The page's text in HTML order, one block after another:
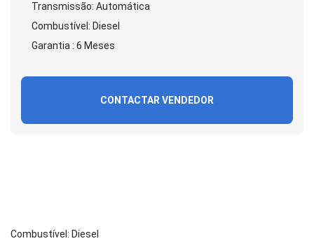
Transmissão: Automática
Combustível: Diesel
Garantia : 6 Meses
CONTACTAR VENDEDOR
Combustível: Diesel